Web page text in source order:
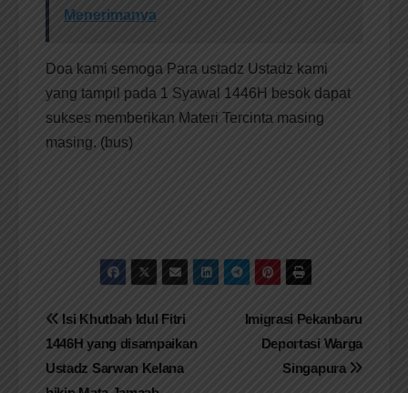
Menerimanya
Doa kami semoga Para ustadz Ustadz kami
yang tampil pada 1 Syawal 1446H besok dapat
sukses memberikan Materi Tercinta masing
masing. (bus)
Navigasi
pos
Imigrasi Pekanbaru
Deportasi Warga
Singapura
Isi Khutbah Idul Fitri
1446H yang disampaikan
Ustadz Sarwan Kelana